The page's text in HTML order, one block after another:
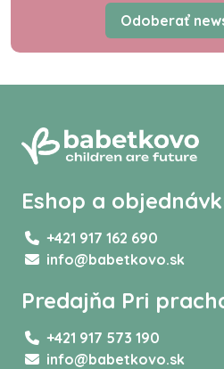
Odoberať
Eshop a
+421 917 162 690
info@babetkovo.sk
Predajňa Pri
+421 917 573 190
info@babetkovo.sk